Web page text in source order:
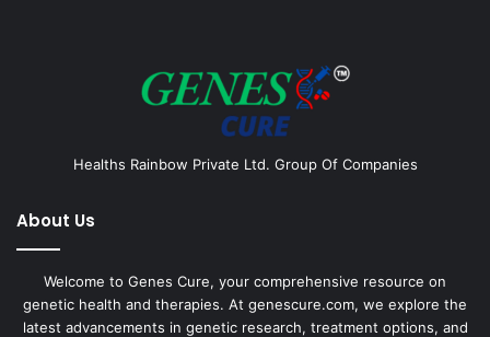
Healths Rainbow Private Ltd. Group Of Companies
About Us
Welcome to Genes Cure, your comprehensive resource on
genetic health and therapies. At genescure.com, we explore the
latest advancements in genetic research, treatment options, and